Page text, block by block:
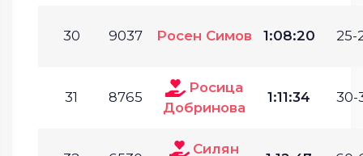
30 9037 Росен Симов 1:08:20 25-
31 8765
Росица
Добринова
1:11:34 30-
Силян